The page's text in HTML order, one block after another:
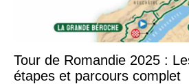
Tour de Romandie 2025 :
étapes et parcours complet